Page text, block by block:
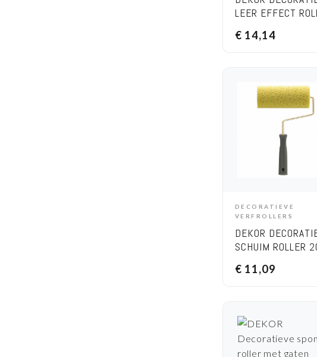
LEER EFFECT
€ 14,14
ADD TO CART
DECORATIEVE
VERFROLLERS
DEKOR
SCHUIM ROLLER
€ 11,09